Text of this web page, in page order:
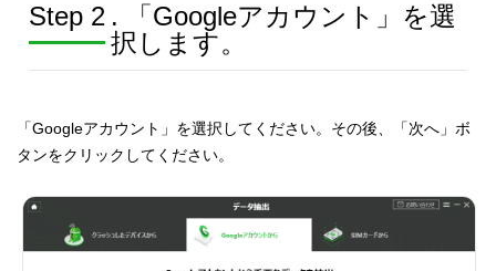
Step 2 . 「Googleアカウント」を選
択します。
「Googleアカウント」を選択してください。その後、「次へ」ボ
タンをクリックしてください。